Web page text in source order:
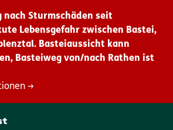
nach Sturmschäden seit
Lebensgefahr zwischen Bastei,
Basteiaussicht kann
Basteiweg von/nach Rathen ist
→